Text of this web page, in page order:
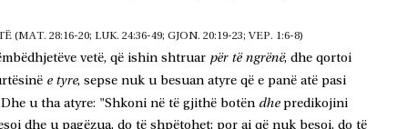
(MAT. 28:16-20; LUK. 24:36-49; GJON. 20:19-23; VEP. 1:6-8)
vetë, që ishin shtruar për të ngrënë, dhe qortoi
e tyre, sepse nuk u besuan atyre që e panë atë pasi
Dhe u tha atyre: "Shkoni në të gjithë botën dhe predikojini
dhe u pagëzua, do të shpëtohet; por ai që nuk besoi, do të